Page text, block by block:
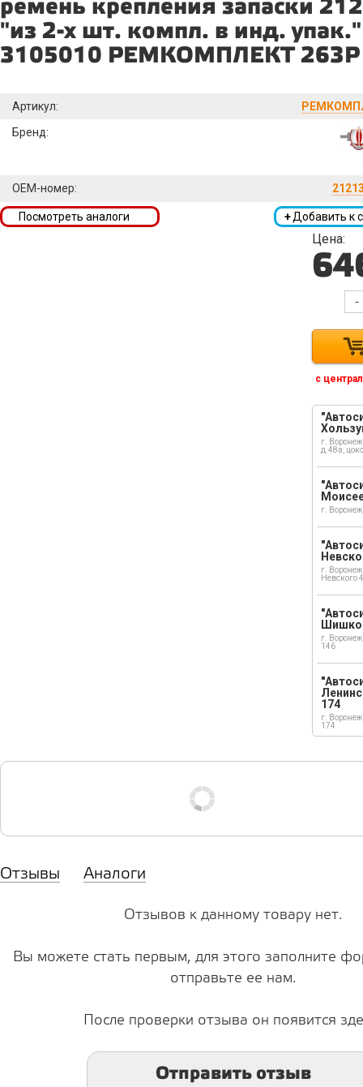
ремень крепления запаски
"из 2-х шт. компл. в инд.
3105010 РЕМКОМПЛЕКТ 263Р
Артикул:
Бренд:
OEM-номер:
+Добавить к
Посмотреть аналоги
Цена:
-
с
г.
д.48а,
г.
г.
Невского
г.
146
174
г.
174
Отзывы Аналоги
Отзывов к данному товару нет.
Вы можете стать первым, для этого заполните
отправьте ее нам.
После проверки отзыва он появится
Отправить отзыв